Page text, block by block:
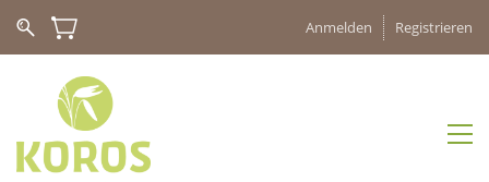
Anmelden Registrieren